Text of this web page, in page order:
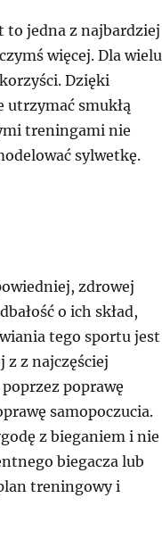
to jedna z najbardziej
więcej. Dla wielu
Dzięki
utrzymać smukłą
treningami nie
sylwetkę.
zdrowej
o ich skład,
tego sportu jest
z z najczęściej
poprawę
samopoczucia.
z bieganiem i nie
biegacza lub
treningowy i